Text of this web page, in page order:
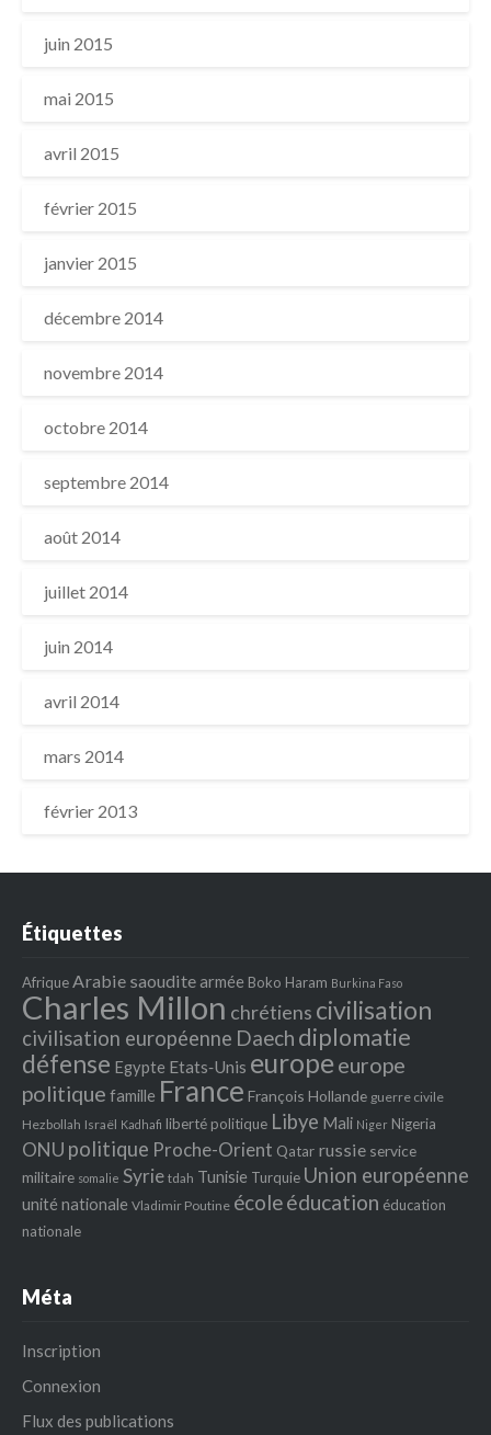
juin 2015
mai 2015
avril 2015
février 2015
janvier 2015
décembre 2014
novembre 2014
octobre 2014
septembre 2014
août 2014
juillet 2014
juin 2014
avril 2014
mars 2014
février 2013
Étiquettes
AfriqueArabie saoudite armée Boko Haram Burkina Faso
Charles Millon chrétiens civilisation
civilisation européenne Daech diplomatie
défense Egypte Etats‐Unis europeeurope
politique famille France François Hollande guerre civile
Hezbollah Israël Kadhafi liberté politique Libye Mali Niger Nigeria
ONU politique Proche-Orient Qatar russie service
militaire somalie Syrie tdah Tunisie Turquie Union européenne
unité nationale Vladimir Poutine écoleéducation éducation
nationale
Méta
Inscription
Connexion
Flux des publications